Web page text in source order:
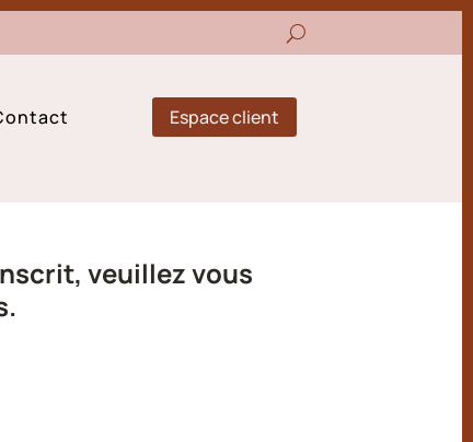
Espace client
veuillez vous